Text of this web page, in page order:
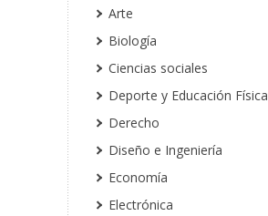
Arte
Biología
Ciencias sociales
Deporte y Educación Física
Derecho
Diseño e Ingeniería
Economía
Electrónica